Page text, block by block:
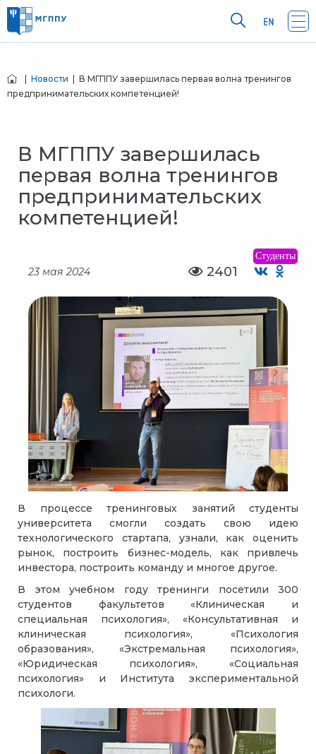
Новости | В МГППУ завершилась первая волна тренингов
предпринимательских компетенцией!
В МГППУ завершилась
первая волна тренингов
предпринимательских
компетенцией!
Студенты
23 мая 2024 2401
В процессе тренинговых занятий студенты
университета смогли создать свою идею
технологического стартапа, узнали, как оценить
рынок, построить бизнес-модель, как привлечь
инвестора, построить команду и многое другое.
В этом учебном году тренинги посетили 300
студентов факультетов «Клиническая и
специальная психология», «Консультативная и
клиническая психология», «Психология
образования», «Экстремальная психология»,
«Юридическая психология», «Социальная
психология» и Института экспериментальной
психологи.